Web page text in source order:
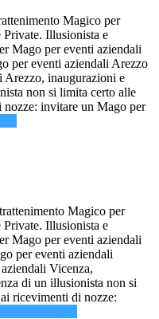
Magico per
Illusionista e
Mago per eventi aziendali
per eventi aziendali Arezzo
Arezzo, inaugurazioni e
non si limita certo alle
invitare un Mago per
Magico per
Illusionista e
Mago per eventi aziendali
per eventi aziendali
Vicenza,
di un illusionista non si
ricevimenti di nozze: